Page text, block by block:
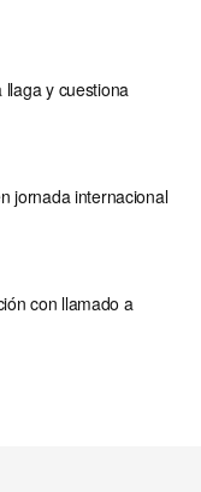
y cuestiona
jornada internacional
con llamado a